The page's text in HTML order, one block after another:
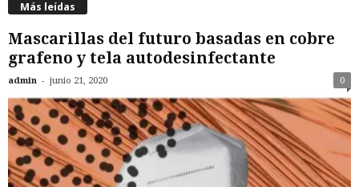
Más leídas
Mascarillas del futuro basadas en cobre
grafeno y tela autodesinfectante
admin - junio 21, 2020 0